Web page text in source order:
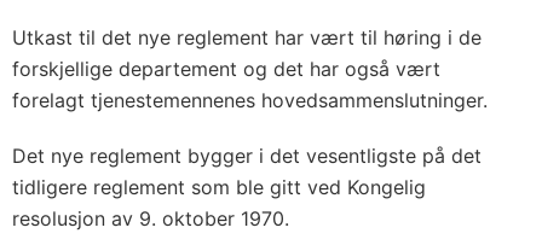
Utkast til det nye reglement har vært til høring i de
forskjellige departement og det har også vært
forelagt tjenestemennenes hovedsammenslutninger.
Det nye reglement bygger i det vesentligste på det
tidligere reglement som ble gitt ved Kongelig
resolusjon av 9. oktober 1970.